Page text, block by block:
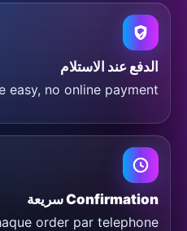
الدفع عند الاستلام
easy, no online payment.
Confirmation سريعة
order par telephone.